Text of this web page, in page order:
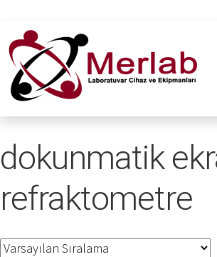
dokunmatik
refraktometre